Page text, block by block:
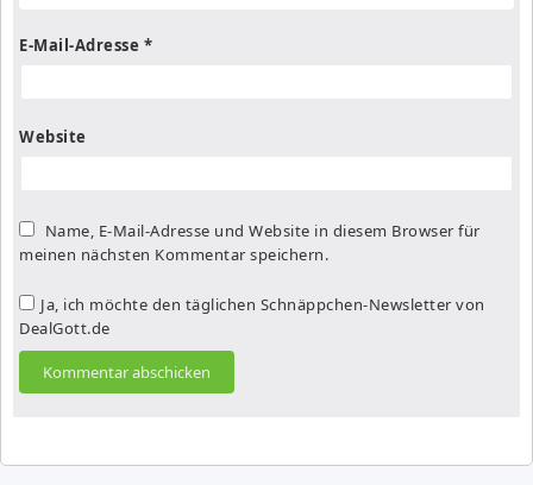
E-Mail-Adresse *
Website
Name, E-Mail-Adresse und Website in diesem Browser für
meinen nächsten Kommentar speichern.
Ja, ich möchte den täglichen Schnäppchen-Newsletter von
DealGott.de